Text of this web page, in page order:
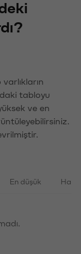
tabloyu
ve en
En düşük